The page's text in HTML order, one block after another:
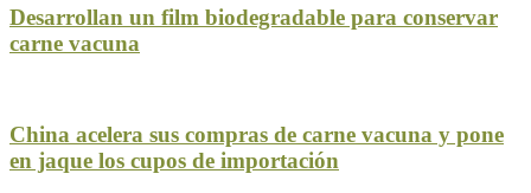
Desarrollan un film biodegradable para conservar
carne vacuna
China acelera sus compras de carne vacuna y pone
en jaque los cupos de importación